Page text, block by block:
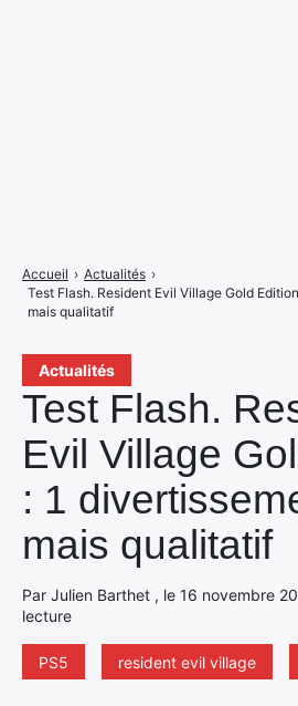
Actualités
Test Flash.
Evil Village
: 1
mais qualitatif
Par Julien Barthet , le 16 novembre
lecture
PS5 resident evil village
Accueil › Actualités ›
Test Flash. Resident Evil Village Gold
mais qualitatif